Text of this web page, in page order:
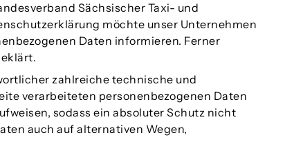
Sächsischer Taxi- und
möchte unser Unternehmen
Daten informieren. Ferner
zahlreiche technische und
verarbeiteten personenbezogenen Daten
sodass ein absoluter Schutz nicht
auch auf alternativen Wegen,